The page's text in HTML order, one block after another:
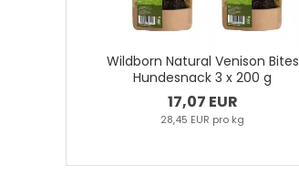
Wildborn Natural Venison Bites
Hundesnack 3 x 200 g
17,07 EUR
28,45 EUR pro kg